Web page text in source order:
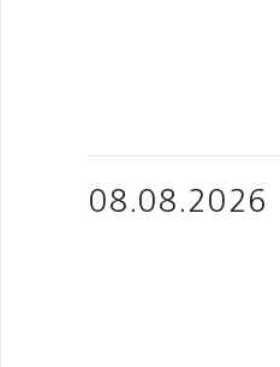
08.08.2026